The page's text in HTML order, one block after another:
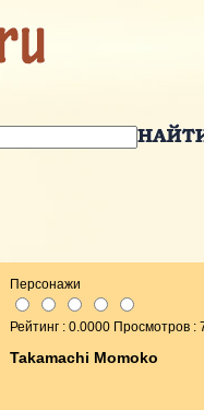
Персонажи
Рейтинг : 0.0000 Просмотров :
Takamachi Momoko